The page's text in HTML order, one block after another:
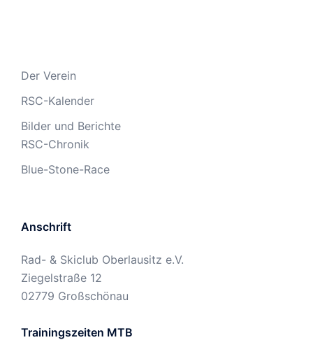
Der Verein
RSC-Kalender
Bilder und Berichte
RSC-Chronik
Blue-Stone-Race
Anschrift
Rad- & Skiclub Oberlausitz e.V.
Ziegelstraße 12
02779 Großschönau
Trainingszeiten MTB